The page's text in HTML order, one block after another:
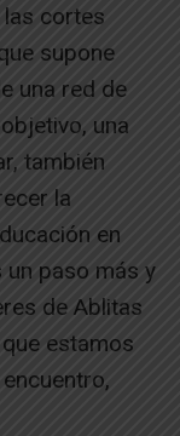
las cortes
supone
una red de
una
también
la
en
un paso más y
de Ablitas
estamos